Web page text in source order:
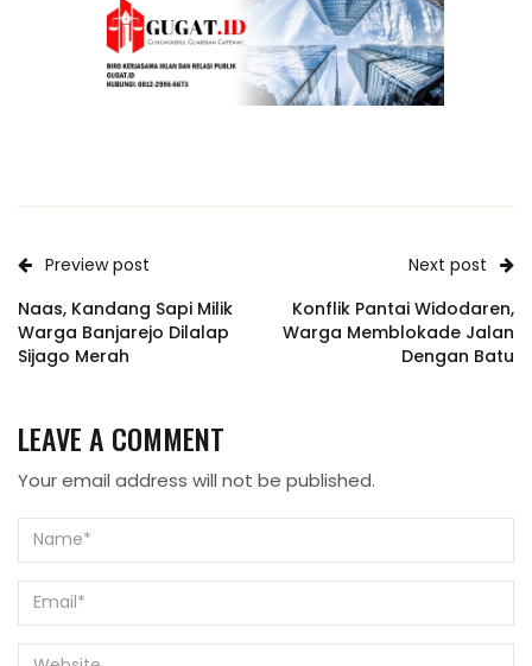
Preview post
Naas, Kandang Sapi Milik
Warga Banjarejo Dilalap
Sijago Merah
Next post
Konflik Pantai Widodaren,
Warga Memblokade Jalan
Dengan Batu
LEAVE A COMMENT
Your email address will not be published.